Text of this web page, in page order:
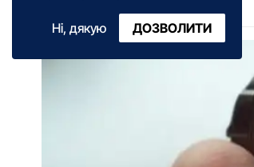
Ні, дякую ДОЗВОЛИТИ
20 вересня·2025